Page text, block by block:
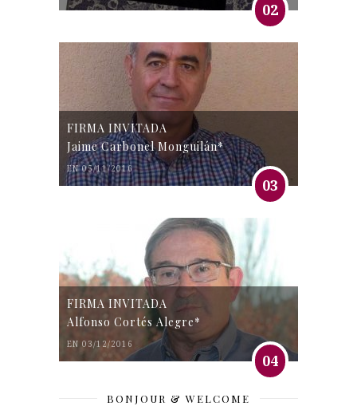
02
FIRMA INVITADA
Jaime Carbonel Monguilán*
EN 05/11/2016
03
FIRMA INVITADA
Alfonso Cortés Alegre*
EN 03/12/2016
04
BONJOUR & WELCOME